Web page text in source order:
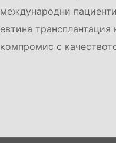
международни
евтина трансплантация
компромис с